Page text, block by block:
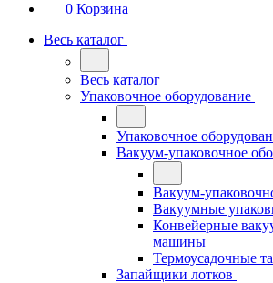
0 Корзина
Весь каталог
Весь каталог
Упаковочное оборудование
Упаковочное
Вакуум-упаковочное
Вакуум-
Вакуумные
Конвейерные
машины
Термоусадочные
Запайщики лотков